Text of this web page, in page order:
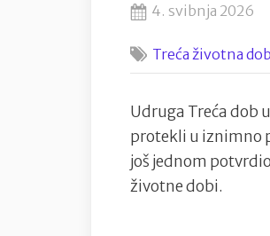
Posted
4. svibnja 2026
Treća životna dob
Udruga Treća dob
protekli u iznimno
još jednom
životne dobi.